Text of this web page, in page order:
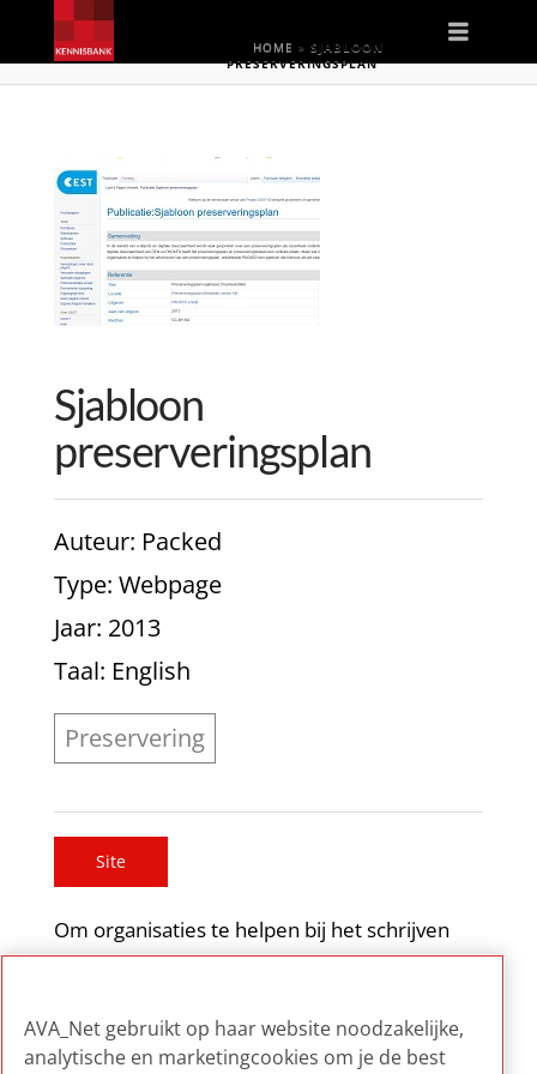
HOME » SJABLOON
PRESERVERINGSPLAN
Sjabloon
preserveringsplan
Auteur: Packed
Type: Webpage
Jaar: 2013
Taal: English
Preservering
Site
Om organisaties te helpen bij het schrijven
van een preserveringsplan, ontwikkelde
kan dienen.
AVA_Net gebruikt op haar website noodzakelijke,
analytische en marketingcookies om je de best